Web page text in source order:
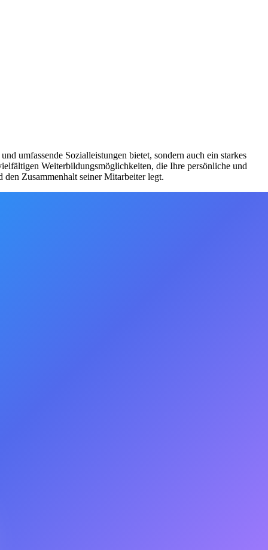
umfassende Sozialleistungen bietet, sondern auch ein starkes
Weiterbildungsmöglichkeiten, die Ihre persönliche und
Zusammenhalt seiner Mitarbeiter legt.